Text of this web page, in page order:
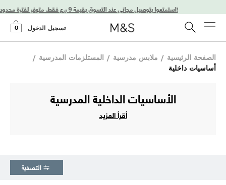
تسجيل الدخول 0
الصفحة الرئيسية / ملابس مدرسية / المستلزمات المدرسية /
أساسيات داخلية
الأساسيات الداخلية المدرسية
أقرأ المزيد
التصفية